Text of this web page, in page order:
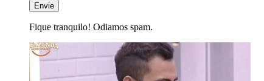
Fique tranquilo! Odiamos spam.